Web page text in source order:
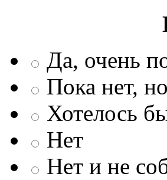
Да, очень
Пока нет,
Хотелось
Нет
Нет и не